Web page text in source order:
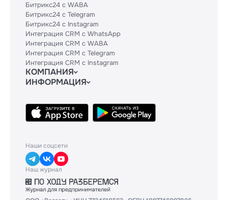
Битрикс24 с WABA
Битрикс24 с Telegram
Битрикс24 с Instagram
Интеграция CRM с WhatsApp
Интеграция CRM с WABA
Интеграция CRM с Telegram
Интеграция CRM с Instagram
КОМПАНИЯ
Блог
Контакты
Политики и соглашения
ИНФОРМАЦИЯ
Техническим партнерам
Тарифы
API
Наши соцсети
Наш журнал